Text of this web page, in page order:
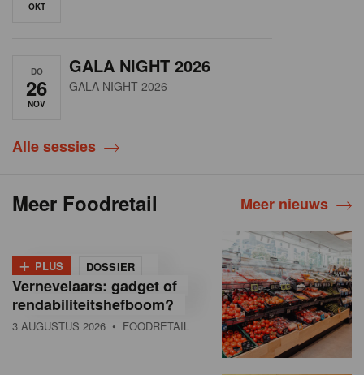
OKT
DO
26
NOV
GALA NIGHT 2026
GALA NIGHT 2026
Alle sessies
Meer Foodretail Meer nieuws
+ PLUS DOSSIER
Vernevelaars: gadget of
rendabiliteitshefboom?
3 AUGUSTUS 2026 • FOODRETAIL